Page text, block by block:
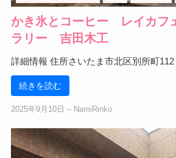
かき氷とコーヒー レイカフ
ラリー 吉田木工
詳細情報 住所さいたま市北区別所町
続きを読む
2025年9月10日 ‒ NamiRinko